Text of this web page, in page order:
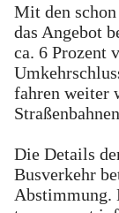
Mit den schon
das Angebot
ca. 6 Prozent
fahren weiter
Die Details
Busverkehr
Abstimmung.